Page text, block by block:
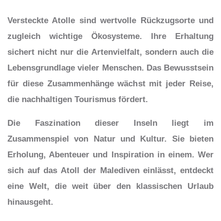
Versteckte Atolle sind wertvolle Rückzugsorte und
zugleich wichtige Ökosysteme. Ihre Erhaltung
sichert nicht nur die Artenvielfalt, sondern auch die
Lebensgrundlage vieler Menschen. Das Bewusstsein
für diese Zusammenhänge wächst mit jeder Reise,
die nachhaltigen Tourismus fördert.
Die Faszination dieser Inseln liegt im
Zusammenspiel von Natur und Kultur. Sie bieten
Erholung, Abenteuer und Inspiration in einem. Wer
sich auf das Atoll der Malediven einlässt, entdeckt
eine Welt, die weit über den klassischen Urlaub
hinausgeht.